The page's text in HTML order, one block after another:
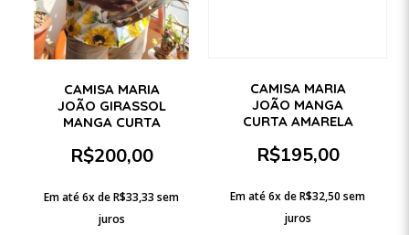
CAMISA MARIA
JOÃO GIRASSOL
MANGA CURTA
R$200,00
Em até 6x deR$33,33 sem
juros
CAMISA MARIA
JOÃO MANGA
CURTA AMARELA
R$195,00
Em até 6x deR$32,50 sem
juros